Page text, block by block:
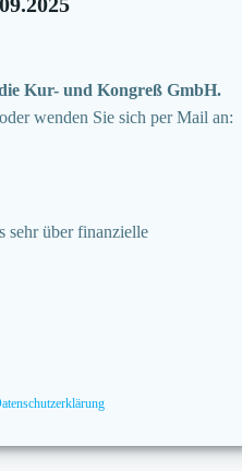
Kur- und Kongreß GmbH.
oder wenden Sie sich per Mail an:
sehr über finanzielle